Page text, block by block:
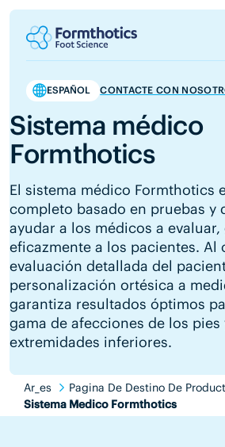
ESPAÑOL CONTACTE CON
Sistema médico
Formthotics
El sistema médico Formthotics
completo basado en pruebas y
ayudar a los médicos a
eficazmente a los pacientes. Al
evaluación detallada del
personalización ortésica a
garantiza resultados óptimos
gama de afecciones de los pies
extremidades inferiores.
Ar_es
Pagina De Destino De
Sistema Medico Formthotics